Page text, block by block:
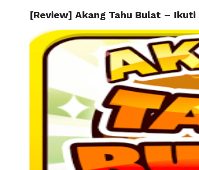
[Review] Akang Tahu Bulat –